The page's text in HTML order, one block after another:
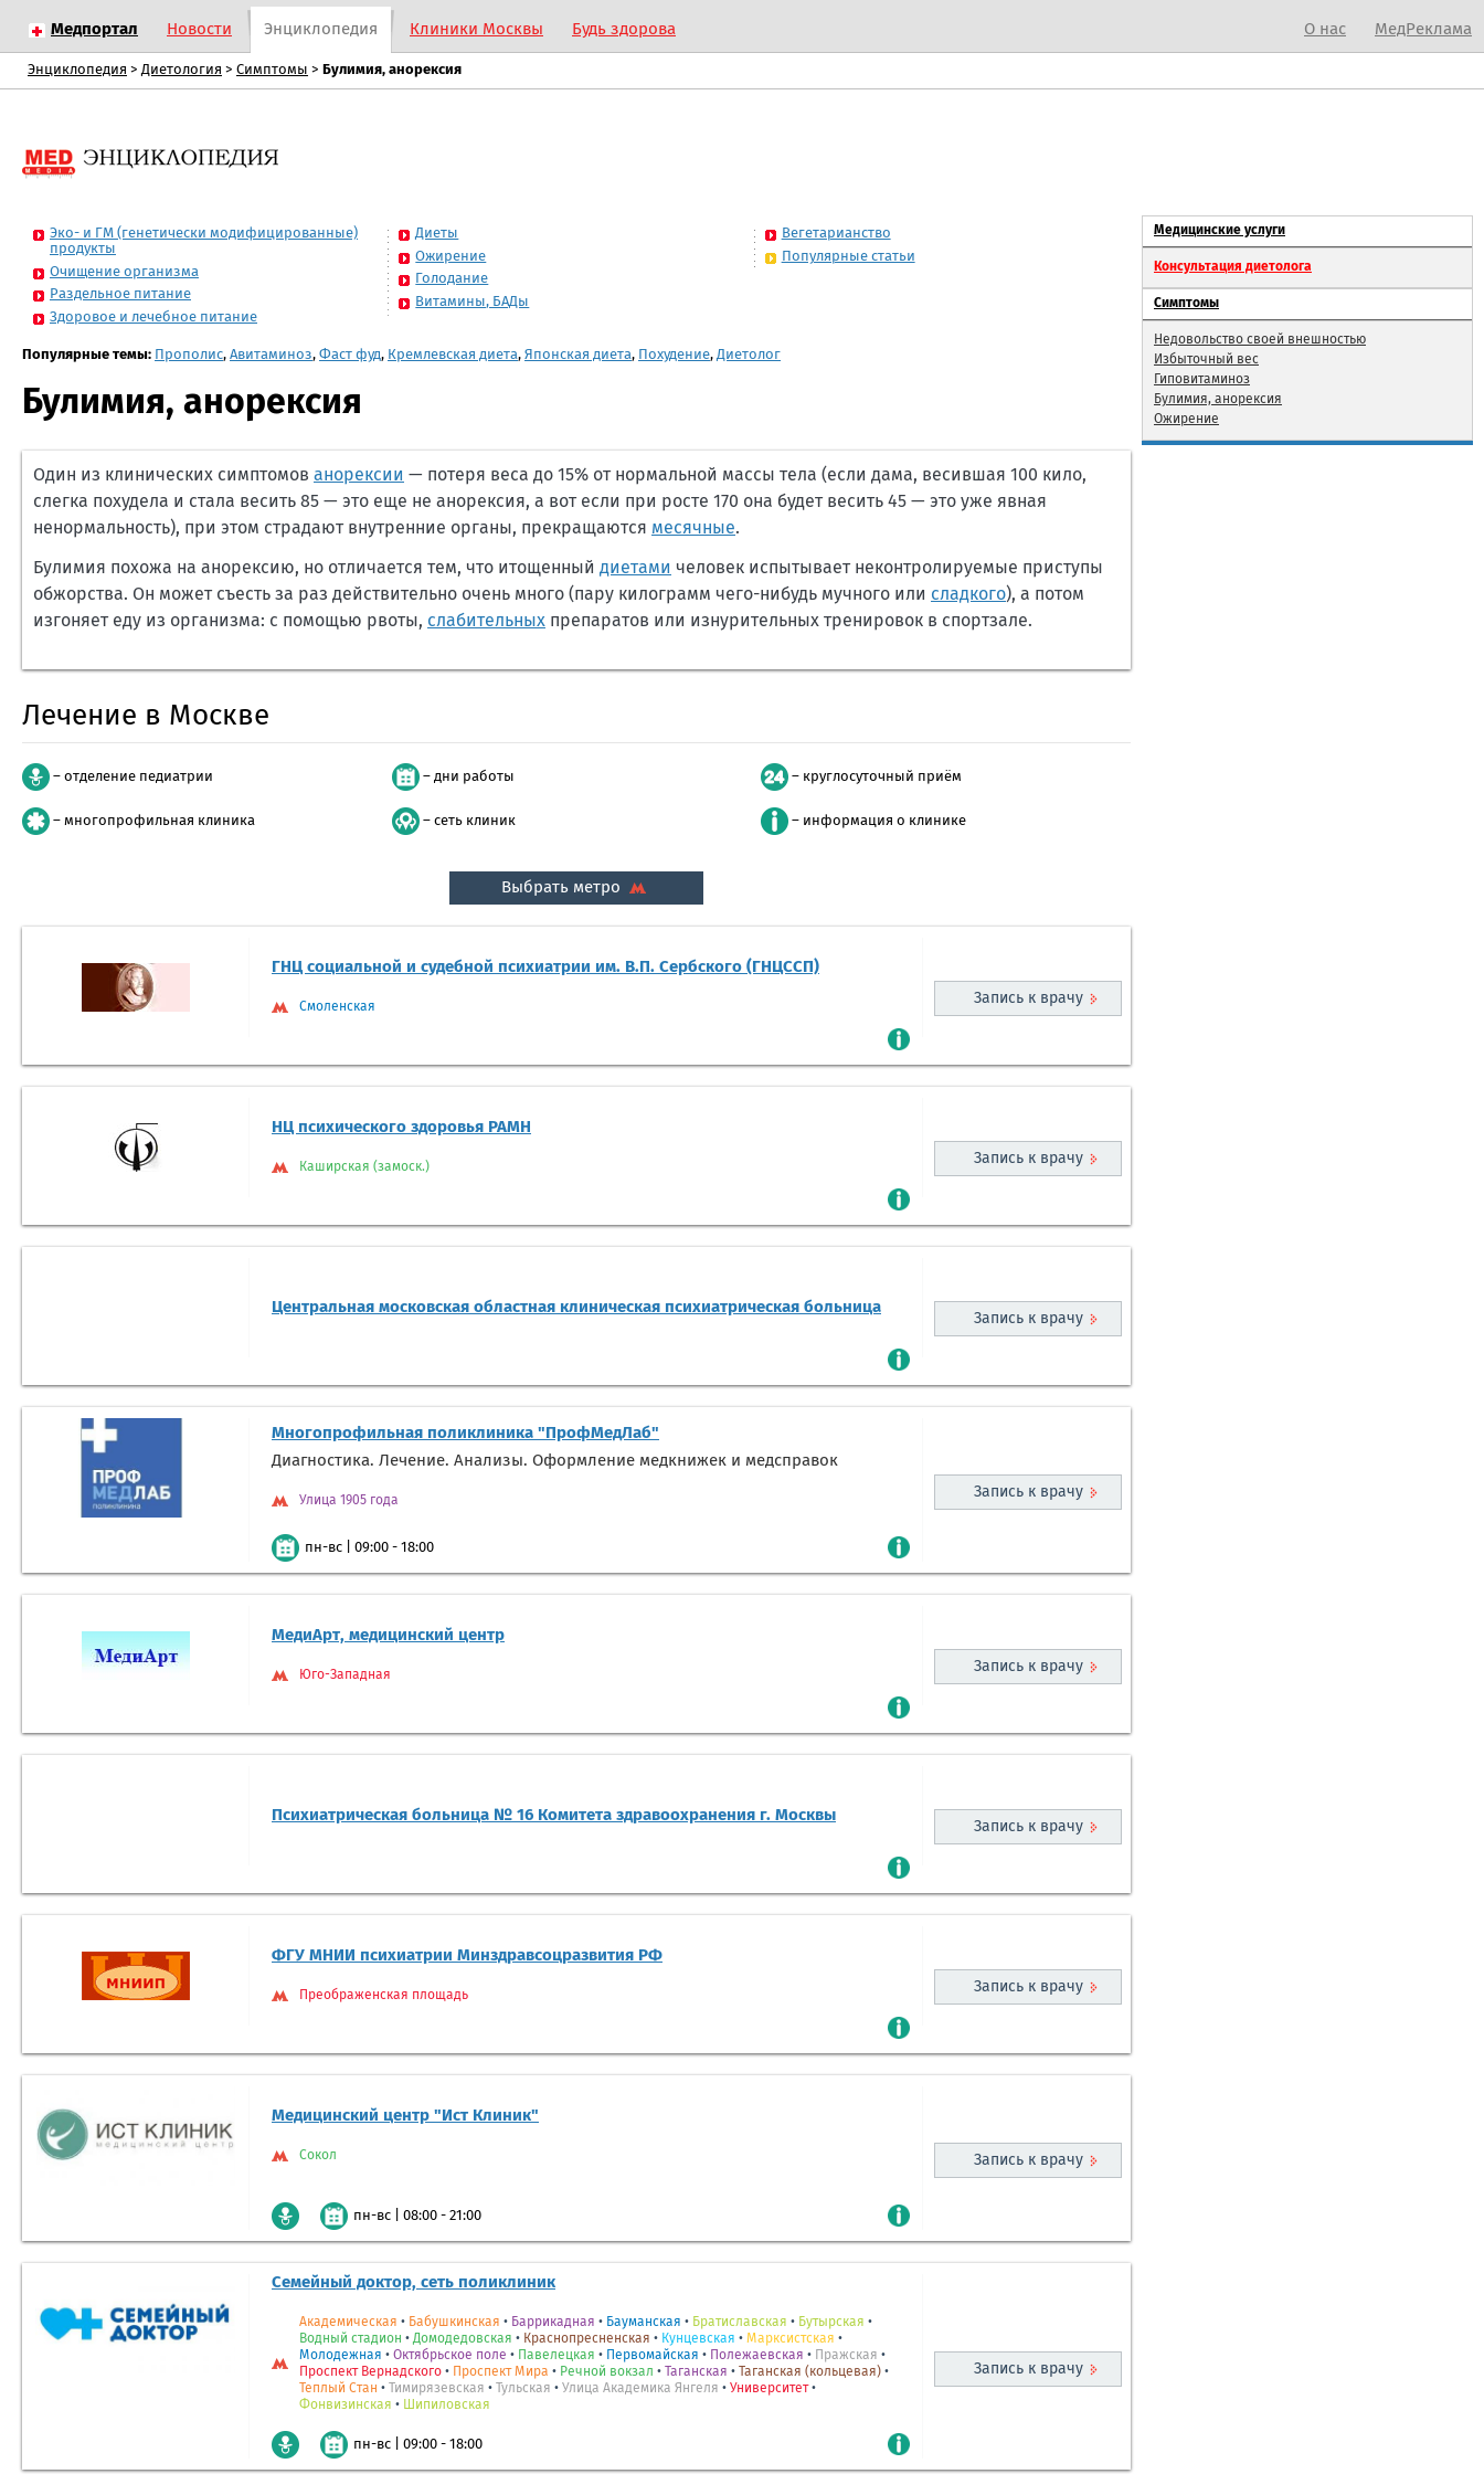
О нас МедРеклама
Медпортал Новости Энциклопедия Клиники Москвы Будь здорова
Энциклопедия >Диетология > Симптомы > Булимия, анорексия
Эко- и ГМ (генетически модифицированные)
продукты
Очищение организма
Раздельное питание
Здоровое и лечебное питание
Диеты
Ожирение
Голодание
Витамины, БАДы
Вегетарианство
Популярные статьи
Популярные темы: Прополис, Авитаминоз, Фаст фуд, Кремлевская диета, Японская диета, Похудение,Диетолог
Булимия, анорексия
Один из клинических симптомов анорексии — потеря веса до 15% от нормальной массы тела (если дама, весившая 100 кило,
слегка похудела и стала весить 85 — это еще не анорексия, а вот если при росте 170 она будет весить 45 — это уже явная
ненормальность), при этом страдают внутренние органы, прекращаются месячные.
Булимия похожа на анорексию, но отличается тем, что итощенный диетами человек испытывает неконтролируемые приступы
обжорства. Он может съесть за раз действительно очень много (пару килограмм чего-нибудь мучного или сладкого), а потом
изгоняет еду из организма: с помощью рвоты, слабительных препаратов или изнурительных тренировок в спортзале.
Лечение в Москве
– отделение педиатрии – дни работы – круглосуточный приём
– многопрофильная клиника – сеть клиник – информация о клинике
Выбрать метро
ГНЦ социальной и судебной психиатрии им. В.П. Сербского (ГНЦССП)
Смоленская
Запись к врачу
НЦ психического здоровья РАМН
Каширская (замоск.)
Запись к врачу
Центральная московская областная клиническая психиатрическая больница
Запись к врачу
Многопрофильная поликлиника "ПрофМедЛаб"
Диагностика. Лечение. Анализы. Оформление медкнижек и медсправок
Улица 1905 года
Запись к врачу
пн-вс 09:00 - 18:00
МедиАрт, медицинский центр
Юго-Западная
Запись к врачу
Психиатрическая больница № 16 Комитета здравоохранения г. Москвы
Запись к врачу
ФГУ МНИИ психиатрии Минздравсоцразвития РФ
Преображенская площадь
Запись к врачу
Медицинский центр "Ист Клиник"
Сокол Запись к врачу
пн-вс 08:00 - 21:00
Семейный доктор, сеть поликлиник
Академическая • Бабушкинская • Баррикадная • Бауманская • Братиславская • Бутырская •
Водный стадион • Домодедовская • Краснопресненская • Кунцевская • Марксистская •
Молодежная • Октябрьское поле • Павелецкая • Первомайская • Полежаевская • Пражская •
Проспект Вернадского • Проспект Мира • Речной вокзал • Таганская • Таганская (кольцевая) •
Теплый Стан • Тимирязевская • Тульская • Улица Академика Янгеля • Университет•
Фонвизинская • Шипиловская
Запись к врачу
пн-вс 09:00 - 18:00
Медицинские услуги
Консультация диетолога
Симптомы
Недовольство своей внешностью
Избыточный вес
Гиповитаминоз
Булимия, анорексия
Ожирение